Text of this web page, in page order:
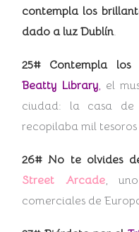
contempla los
dado a luz Dublín.
25# Contempla
Beatty Library, el
ciudad: la casa de
recopilaba mil tesoros
26# No te olvides
Street Arcade,
comerciales de